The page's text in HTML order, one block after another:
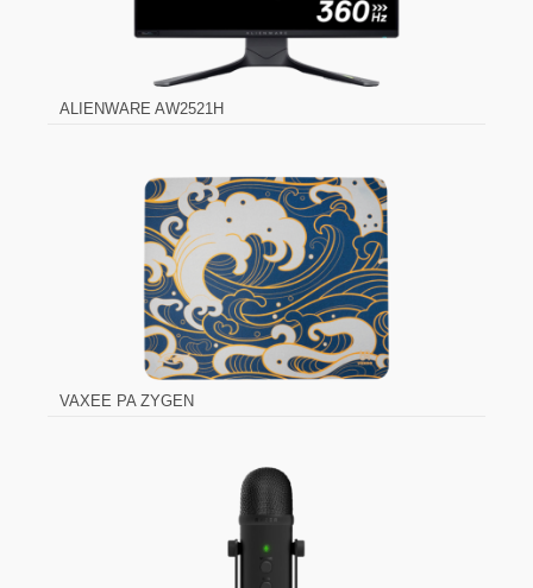
ALIENWARE AW2521H
VAXEE PA ZYGEN